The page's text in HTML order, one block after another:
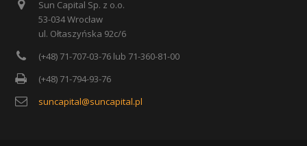
Sun Capital Sp. z o.o.
53-034 Wrocław
ul. Ołtaszyńska 92c/6
(+48) 71-707-03-76 lub 71-360-81-00
(+48) 71-794-93-76
suncapital@suncapital.pl